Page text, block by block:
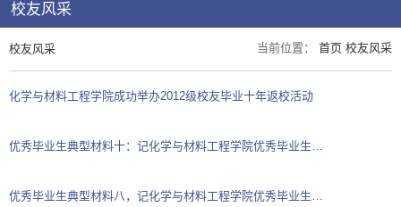
校友风采
当前位置： 首页 校友风采
校友风采
化学与材料工程学院成功举办2012级校友毕业十年返校活动
优秀毕业生典型材料十：记化学与材料工程学院优秀毕业生江卫
优秀毕业生典型材料八，记化学与材料工程学院优秀毕业生王婉茹